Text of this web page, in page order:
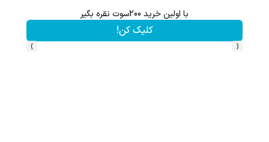
با اولین خرید 200سوت نقره بگیر
کلیک کن!
‹
›